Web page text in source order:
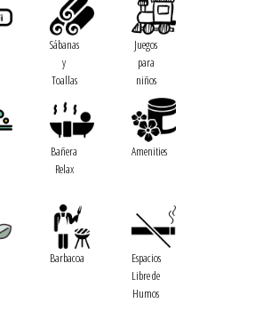
Sábanas
y
Toallas
Juegos
para
niños
Bañera
Relax
Amenities
Barbacoa
Espacios
Libre de
Humos